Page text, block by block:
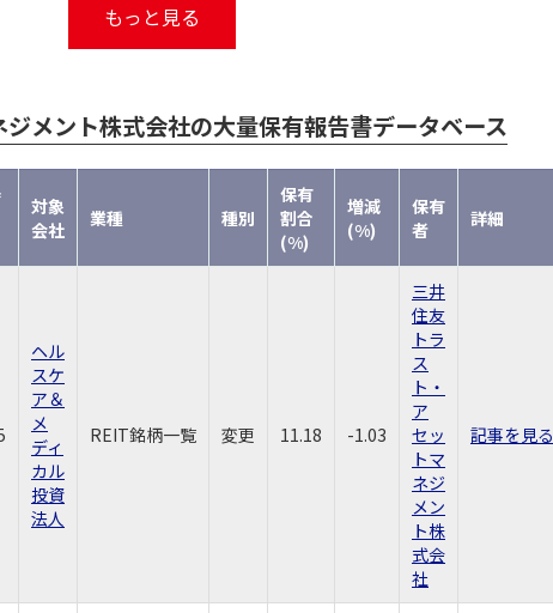
もっと見る
メント株式会社の大量保有報告書データベース
対象
会社
業種 種別
保有
割合
(%)
増減
(%)
保有
者
詳細
ヘル
スケ
ア＆
メ
ディ
カル
投資
法人
REIT銘柄一覧 変更 11.18 -1.03
三井
住友
トラ
ス
ト・
ア
セッ
トマ
ネジ
メン
ト株
式会
社
記事を見る